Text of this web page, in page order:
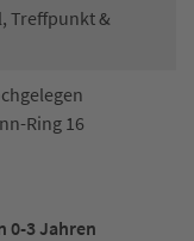
Treffpunkt &
Ring 16
0-3 Jahren